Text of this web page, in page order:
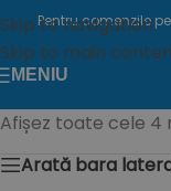
Skip to navigation
Skip to main
Pentru comenzile
MENIU
Afișez toate cele 4
Arată bara